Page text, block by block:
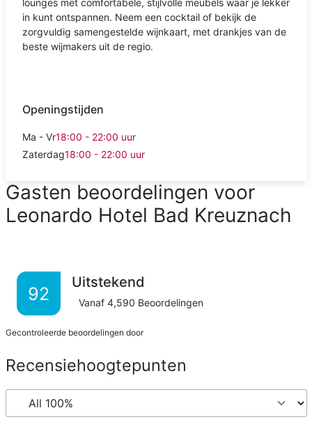
in kunt ontspannen. Neem een cocktail of bekijk de
zorgvuldig samengestelde wijnkaart, met drankjes van de
beste wijmakers uit de regio.
Openingstijden
Ma - Vr18:00 - 22:00 uur
Zaterdag18:00 - 22:00 uur
Gasten beoordelingen voor
Leonardo Hotel Bad Kreuznach
92
Uitstekend
Vanaf 4,590 Beoordelingen
Gecontroleerde beoordelingen door
Recensiehoogtepunten